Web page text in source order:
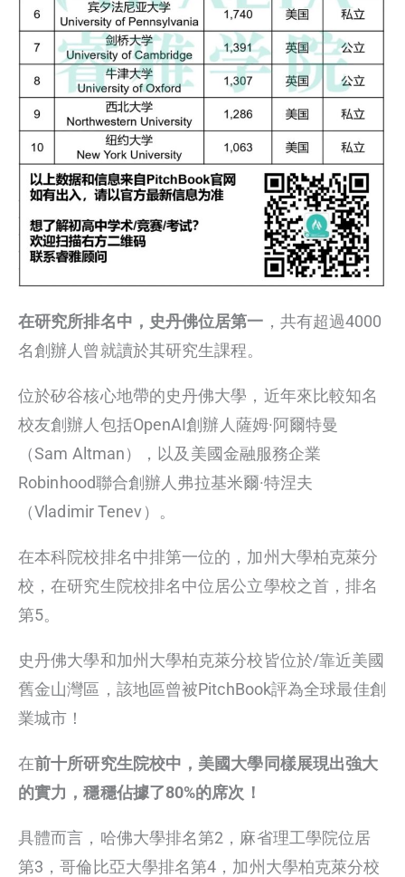
在研究所排名中，史丹佛位居第一 ，共有超過4000
名創辦人曾就讀於其研究生課程。
位於矽谷核心地帶的史丹佛大學，近年來比較知名
校友創辦人包括OpenAI創辦人薩姆·阿爾特曼
（Sam Altman），以及美國金融服務企業
Robinhood聯合創辦人弗拉基米爾·特涅夫
（Vladimir Tenev）。
在本科院校排名中排第一位的，加州大學柏克萊分
校，在研究生院校排名中位居公立學校之首，排名
第5。
史丹佛大學和加州大學柏克萊分校皆位於/靠近美國
舊金山灣區，該地區曾被PitchBook評為全球最佳創
業城市！
在前十所研究生院校中，美國大學同樣展現出強大
的實力，穩穩佔據了80%的席次！
具體而言，哈佛大學排名第2，麻省理工學院位居
第3，哥倫比亞大學排名第4，加州大學柏克萊分校